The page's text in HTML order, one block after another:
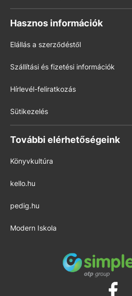
Hasznos információk
Elállás a szerződéstől
Szállítási és fizetési információk
Hírlevél-feliratkozás
Sütikezelés
További elérhetőségeink
Könyvkultúra
kello.hu
pedig.hu
Modern Iskola